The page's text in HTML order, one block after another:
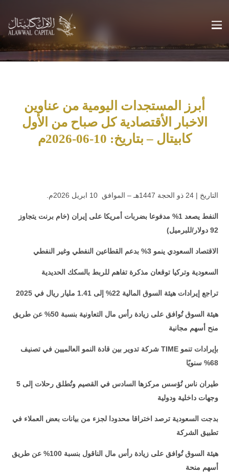
أبرز المستجدات اليومية من عناوين
الاخبار الأقتصادية كل صباح من الأول
كابيتال – بتاريخ: 10-06-2026م
.التاريخ | 24 ذو الحجة 1447هـ – الموافق 10 ابريل 2026م
النفط يصعد 1% مدفوعا بضربات أمريكا على إيران (خام برنت يتجاوز
92 دولار/للبرميل)
الاقتصاد السعودي ينمو 3% بدعم القطاعين النفطي وغير النفطي
السعودية وتركيا توقعان مذكرة تفاهم للربط بالسكك الحديدية
تراجع إيرادات هيئة السوق المالية 22% إلى 1.41 مليار ريال في 2025
هيئة السوق تُوافق على زيادة رأس مال التعاونية بنسبة 50% عن طريق
منح أسهم مجانية
TIME بإيرادات تنمو
68% سنويًا
طيران ناس تُؤسس مركزها السادس في القصيم وتُطلق رحلات إلى 5
وجهات داخلية ودولية
بدجت السعودية ترصد اختراقا محدودا لجزء من بيانات بعض العملاء في
تطبيق الشركة
هيئة السوق تُوافق على زيادة رأس مال الناقول بنسبة 100% عن طريق
أسهم منحة